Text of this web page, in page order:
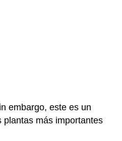
embargo, este es un
más importantes